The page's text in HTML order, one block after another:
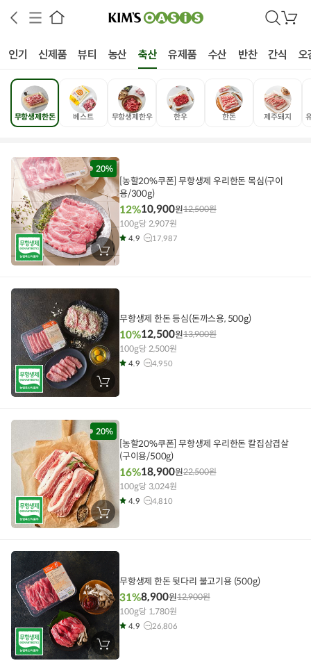
구
니
인기 신제품 뷰티 농산 축산 유제품 수산 반찬 간식 오
베스트 무항생제한우
무항생제한돈 한우 한돈 제주돼지
20%
장
바
에
[농할20%쿠폰] 무항생제 우리한돈 목심(구이
용/300g)
12%10,900원12,500원
100g당 2,907원
4.9 17,987
장
바
에
담
기
무항생제 한돈 등심(돈까스용, 500g)
10%12,500원13,900원
100g당 2,500원
4.9 4,950
20%
장
바
에
[농할20%쿠폰] 무항생제 우리한돈 칼집삼겹살
(구이용/500g)
16%18,900원22,500원
100g당 3,024원
4.9 4,810
장
바
무항생제 한돈 뒷다리 불고기용 (500g)
31%8,900원12,900원
100g당 1,780원
4.9 26,806